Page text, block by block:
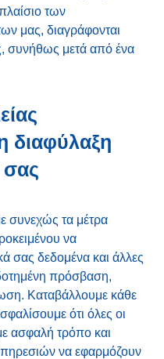
των
μας, διαγράφονται
συνήθως μετά από ένα
διαφύλαξη
συνεχώς τα μέτρα
να
σας δεδομένα και άλλες
πρόσβαση,
Καταβάλλουμε κάθε
ότι όλες οι
ασφαλή τρόπο και
να εφαρμόζουν